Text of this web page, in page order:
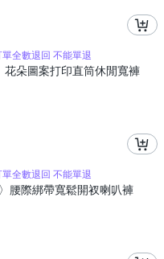
全數退回 不能單退
花朵圖案打印直筒休閒寬褲
全數退回 不能單退
腰際綁帶寬鬆開衩喇叭褲